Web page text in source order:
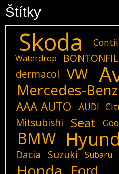
Štítky
Skoda
Waterdrop
dermacol
VW
Mercedes-Benz
AAA AUTO
AUDI
Mitsubishi Seat
BMW
Dacia Suzuki Subaru